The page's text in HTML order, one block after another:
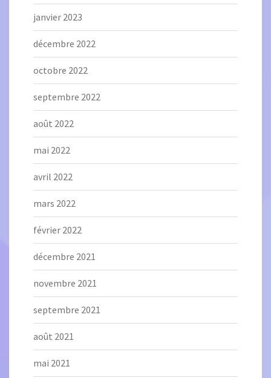
janvier 2023
décembre 2022
octobre 2022
septembre 2022
août 2022
mai 2022
avril 2022
mars 2022
février 2022
décembre 2021
novembre 2021
septembre 2021
août 2021
mai 2021